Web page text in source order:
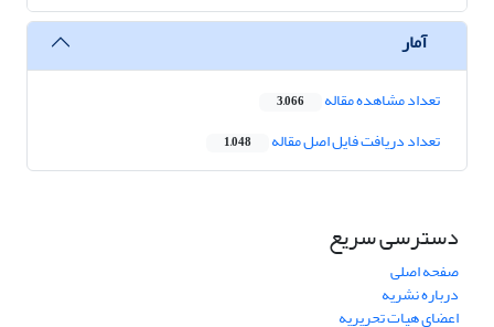
آمار
تعداد مشاهده مقاله 3,066
تعداد دریافت فایل اصل مقاله 1,048
دسترسی سریع
صفحه اصلی
درباره نشریه
اعضای هیات تحریریه